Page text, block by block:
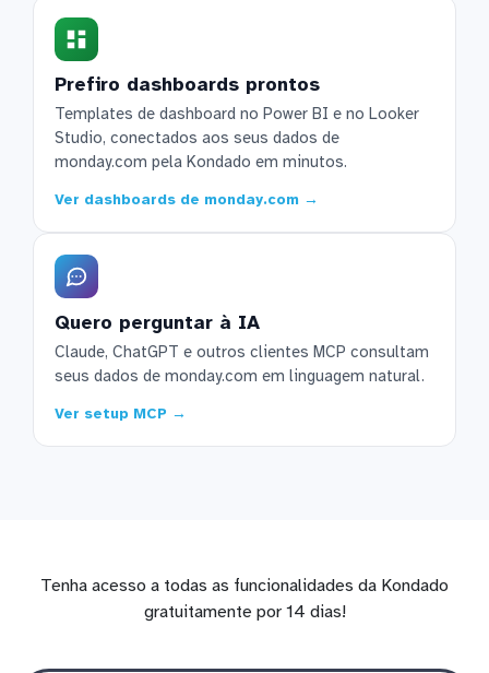
Prefiro dashboards prontos
Templates de dashboard no Power BI e no Looker
Studio, conectados aos seus dados de
monday.com pela Kondado em minutos.
Ver dashboards de monday.com →
Quero perguntar à IA
Claude, ChatGPT e outros clientes MCP consultam
seus dados de monday.com em linguagem natural.
Ver setup MCP →
Tenha acesso a todas as funcionalidades da Kondado
gratuitamente por 14 dias!